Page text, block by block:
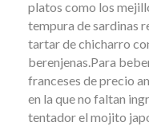
platos como los
tempura de sardinas
tartar de chicharro
berenjenas.Para
franceses de precio
en la que no faltan
tentador el mojito